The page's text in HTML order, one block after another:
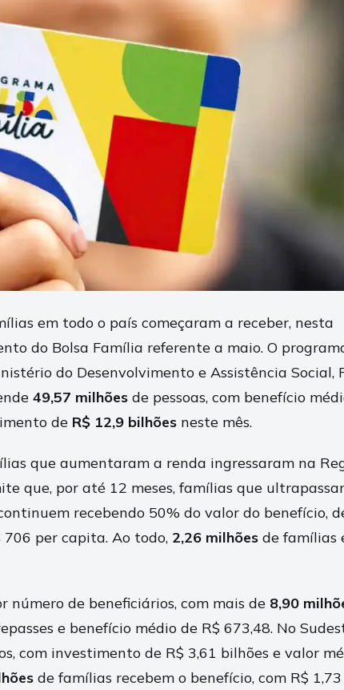
em todo o país começaram a receber, nesta
do Bolsa Família referente a maio. O
do Desenvolvimento e Assistência Social,
49,57 milhões de pessoas, com benefício
de R$ 12,9 bilhões neste mês.
que aumentaram a renda ingressaram na
que, por até 12 meses, famílias que
recebendo 50% do valor do benefício,
706 per capita. Ao todo, 2,26 milhões de famílias
número de beneficiários, com mais de 8,90
e benefício médio de R$ 673,48. No
com investimento de R$ 3,61 bilhões e valor
de famílias recebem o benefício, com R$